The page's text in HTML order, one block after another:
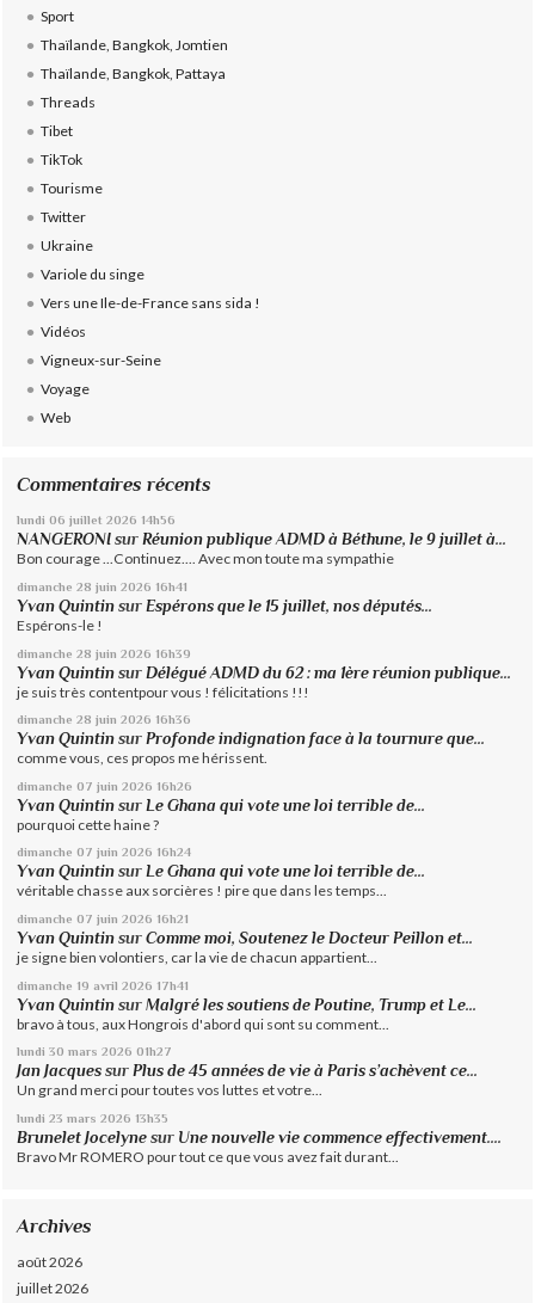
Sport
Thaïlande, Bangkok, Jomtien
Thaïlande, Bangkok, Pattaya
Threads
Tibet
TikTok
Tourisme
Twitter
Ukraine
Variole du singe
Vers une Ile-de-France sans sida !
Vidéos
Vigneux-sur-Seine
Voyage
Web
Commentaires récents
lundi 06 juillet 2026 14h56
NANGERONI surRéunion publique ADMD à Béthune, le 9 juillet à...
Bon courage ...Continuez.... Avec mon toute ma sympathie
dimanche 28 juin 2026 16h41
Yvan Quintin surEspérons que le 15 juillet, nos députés...
Espérons-le !
dimanche 28 juin 2026 16h39
Yvan Quintin surDélégué ADMD du 62 : ma 1ère réunion publique...
je suis très contentpour vous ! félicitations !!!
dimanche 28 juin 2026 16h36
Yvan Quintin surProfonde indignation face à la tournure que...
comme vous, ces propos me hérissent.
dimanche 07 juin 2026 16h26
Yvan Quintin sur Le Ghana qui vote une loi terrible de...
pourquoi cette haine ?
dimanche 07 juin 2026 16h24
Yvan Quintin surLe Ghana qui vote une loi terrible de...
véritable chasse aux sorcières ! pire que dans les temps...
dimanche 07 juin 2026 16h21
Yvan Quintin surComme moi, Soutenez le Docteur Peillon et...
je signe bien volontiers, car la vie de chacun appartient...
dimanche 19 avril 2026 17h41
Yvan Quintin surMalgré les soutiens de Poutine, Trump et Le...
bravo à tous, aux Hongrois d'abord qui sont su comment...
lundi 30 mars 2026 01h27
Jan Jacques surPlus de 45 années de vie à Paris s’achèvent ce...
Un grand merci pour toutes vos luttes et votre...
lundi 23 mars 2026 13h35
Brunelet Jocelyne sur Une nouvelle vie commence effectivement....
Bravo Mr ROMERO pour tout ce que vous avez fait durant...
Archives
août 2026
juillet 2026